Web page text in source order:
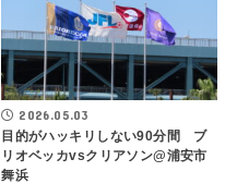
2026.05.03
目的がハッキリしない90分間 ブ
リオベッカvsクリアソン@浦安市
舞浜